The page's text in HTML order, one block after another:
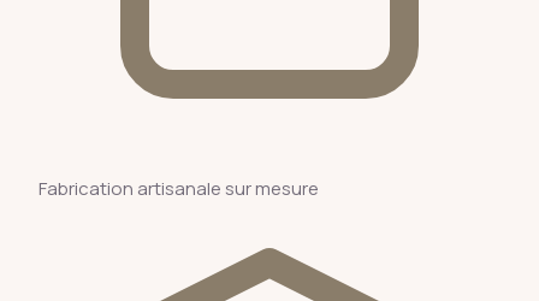
Fabrication artisanale sur mesure